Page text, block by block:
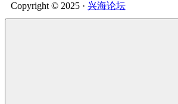
Copyright © 2025 · 兴海论坛